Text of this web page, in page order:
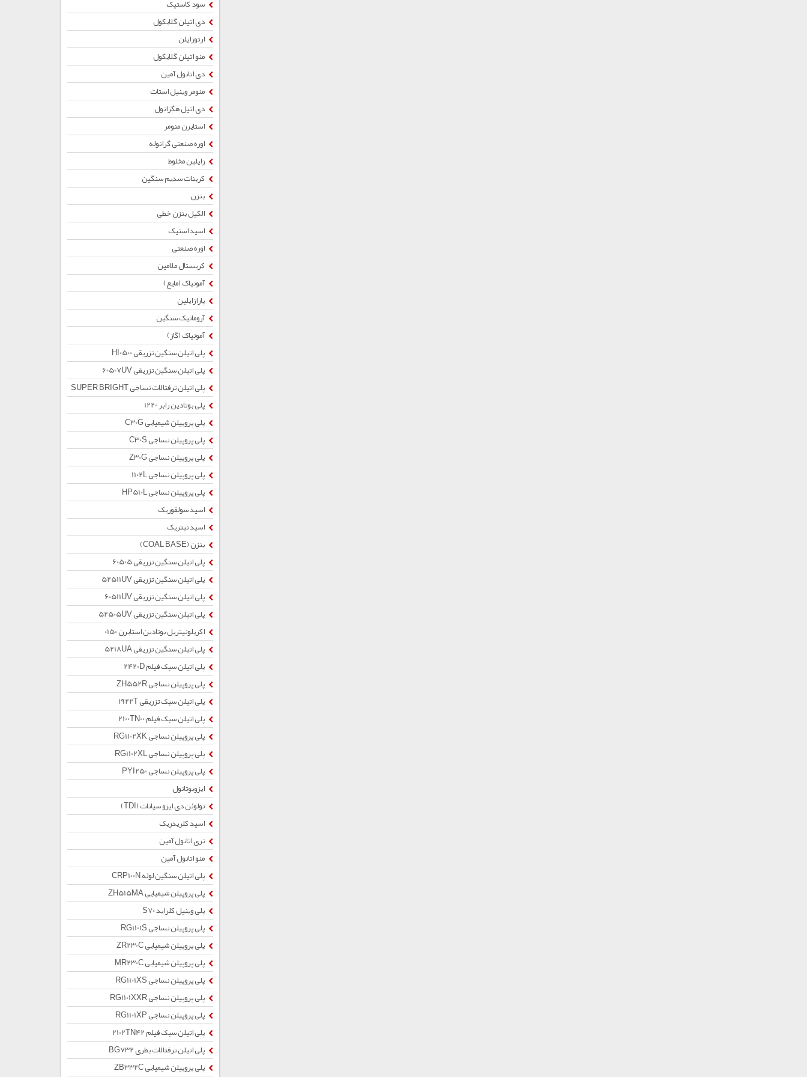
سود کاستیک
دی اتیلن گلایکول
ارتوزایلن
منو اتیلن گلایکول
دی اتانول آمین
منومر وینیل استات
دی اتیل هگزانول
استایرن منومر
اوره صنعتی گرانوله
زایلین مخلوط
کربنات سدیم سنگین
بنزن
الکیل بنزن خطی
اسید استیک
اوره صنعتی
کریستال ملامین
آمونیاک (مایع)
پارازایلین
آروماتیک سنگین
آمونیاک (گاز)
پلی اتیلن سنگین تزریقی HI0500
پلی اتیلن سنگین تزریقی 60507UV
پلی اتیلن ترفتالات نساجی SUPER BRIGHT
پلی بوتادین رابر 1220
پلی پروپیلن شیمیایی C30G
پلی پروپیلن نساجی C30S
پلی پروپیلن نساجی Z30G
پلی پروپیلن نساجی 1102L
پلی پروپیلن نساجی HP510L
اسید سولفوریک
اسید نیتریک
بنزن (COAL BASE)
پلی اتیلن سنگین تزریقی 60505
پلی اتیلن سنگین تزریقی 52511UV
پلی اتیلن سنگین تزریقی 60511UV
پلی اتیلن سنگین تزریقی 52505UV
اکریلونیتریل بوتادین استایرن 0150
پلی اتیلن سنگین تزریقی 5218UA
پلی اتیلن سبک فیلم 2420D
پلی پروپیلن نساجی ZH552R
پلی اتیلن سبک تزریقی 1922T
پلی اتیلن سبک فیلم 2100TN00
پلی پروپیلن نساجی RG1102XK
پلی پروپیلن نساجی RG1102XL
پلی پروپیلن نساجی PYI250
ایزوبوتانول
تولوئن دی ایزو سیانات (TDI)
اسید کلریدریک
تری اتانول آمین
منو اتانول آمین
پلی اتیلن سنگین لوله CRP100N
پلی پروپیلن شیمیایی ZH515MA
پلی وینیل کلراید S70
پلی پروپیلن نساجی RG1101S
پلی پروپیلن شیمیایی ZR230C
پلی پروپیلن شیمیایی MR230C
پلی پروپیلن نساجی RG1101XS
پلی پروپیلن نساجی RG1101XXR
پلی پروپیلن نساجی RG1101XP
پلی اتیلن سبک فیلم 2102TN42
پلی اتیلن ترفتالات بطری BG732
پلی پروپیلن شیمیایی ZB332C